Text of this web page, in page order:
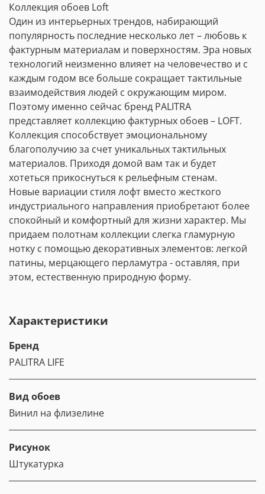
Коллекция обоев Loft
Один из интерьерных трендов, набирающий
популярность последние несколько лет – любовь к
фактурным материалам и поверхностям. Эра новых
технологий неизменно влияет на человечество и с
каждым годом все больше сокращает тактильные
взаимодействия людей с окружающим миром.
Поэтому именно сейчас бренд PALITRA
представляет коллекцию фактурных обоев – LOFT.
Коллекция способствует эмоциональному
благополучию за счет уникальных тактильных
материалов. Приходя домой вам так и будет
хотеться прикоснуться к рельефным стенам.
Новые вариации стиля лофт вместо жесткого
индустриального направления приобретают более
спокойный и комфортный для жизни характер. Мы
придаем полотнам коллекции слегка гламурную
нотку с помощью декоративных элементов: легкой
патины, мерцающего перламутра - оставляя, при
этом, естественную природную форму.
Характеристики
Бренд
PALITRA LIFE
Вид обоев
Винил на флизелине
Рисунок
Штукатурка